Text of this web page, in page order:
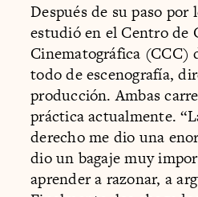
Después de su paso por
estudió en el Centro de
Cinematográfica (CCC)
todo de escenografía,
producción. Ambas
práctica actualmente.
derecho me dio una
dio un bagaje muy
aprender a razonar, a